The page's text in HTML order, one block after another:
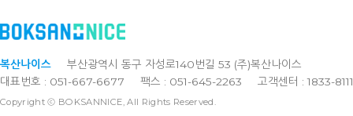
복산나이스
부산광역시 동구 자성로140번길 53 (주)복산나이스
대표번호 : 051-667-6677
팩스 : 051-645-2263 고객센터 : 1833-8111
Copyright ⓒ BOKSANNICE, All Rights Reserved.